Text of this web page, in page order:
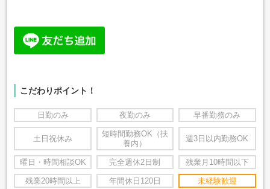
こだわりポイント！
日勤のみ 夜勤のみ 早番勤務のみ
土日祝休み
短時間勤務OK（扶
養内）
週3日以内勤務OK
曜日・時間相談OK 完全週休2日制 残業月10時間以下
残業20時間以上 年間休日120日 未経験歓迎